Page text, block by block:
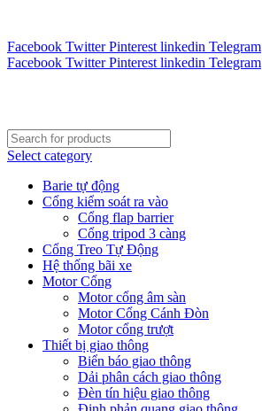
Facebook Twitter Pinterest linkedin Telegram
Facebook Twitter Pinterest linkedin Telegram
Select category
Barie tự động
Cổng kiểm soát ra vào
Cổng flap barrier
Cổng tripod 3 càng
Cổng Treo Tự Động
Hệ thống bãi xe
Motor Cổng
Motor cổng âm sàn
Motor Cổng Cánh Đòn
Motor cổng trượt
Thiết bị giao thông
Biển báo giao thông
Dải phân cách giao thông
Đèn tín hiệu giao thông